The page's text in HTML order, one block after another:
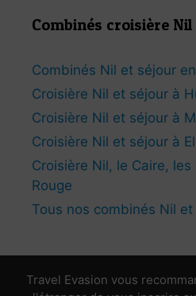
Combinés croisière
Combinés Nil et séjour
Croisière Nil et séjour à
Croisière Nil et séjour à
Croisière Nil et séjour à
Croisière Nil, le Caire,
Rouge
Tous nos combinés Nil et
Travel Evasion vous